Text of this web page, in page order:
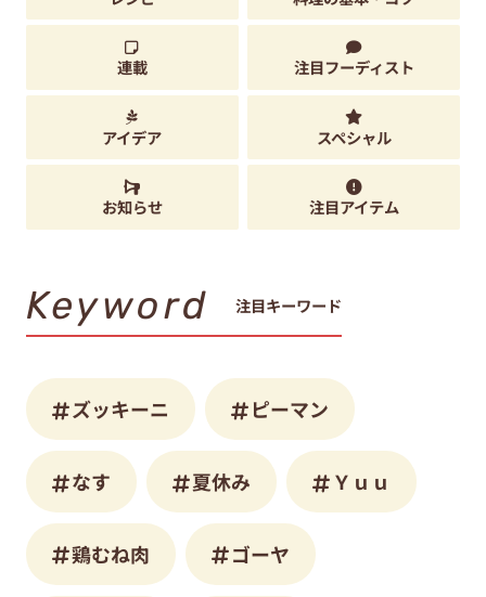
連載 注目フーディスト
アイデア スペシャル
お知らせ 注目アイテム
Keyword 注目キーワード
ズッキーニ ピーマン
なす 夏休み Ｙｕｕ
鶏むね肉 ゴーヤ